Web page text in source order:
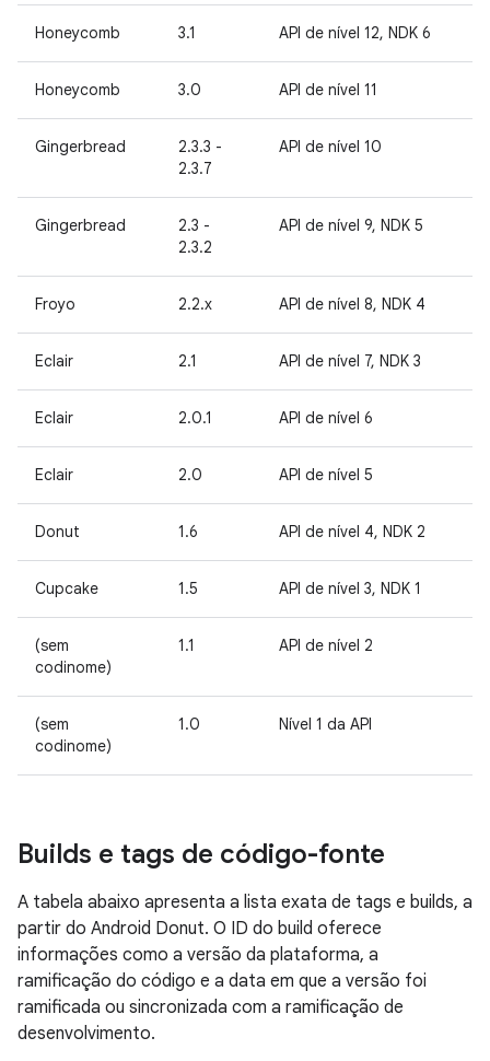
Honeycomb 3.1 API de nível 12, NDK 6
Honeycomb 3.0 API de nível 11
Gingerbread
2.3.3 -
2.3.7
API de nível 10
Gingerbread
2.3 -
2.3.2
API de nível 9, NDK 5
Froyo 2.2.x API de nível 8, NDK 4
Eclair 2.1 API de nível 7, NDK 3
Eclair 2.0.1 API de nível 6
Eclair 2.0 API de nível 5
Donut 1.6 API de nível 4, NDK 2
Cupcake 1.5 API de nível 3, NDK 1
(sem
codinome)
1.1 API de nível 2
(sem
codinome)
1.0 Nível 1 da API
Builds e tags de código-fonte
A tabela abaixo apresenta a lista exata de tags e builds, a
partir do Android Donut. O ID do build oferece
informações como a versão da plataforma, a
ramificação do código e a data em que a versão foi
ramificada ou sincronizada com a ramificação de
desenvolvimento.